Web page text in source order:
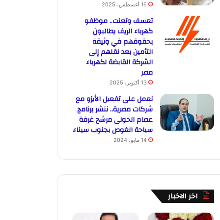
16 أغسطس، 2025
تعسف وتعنت.. موظفو
كهرباء الريف يطالبون
بحقوقهم في وثيقة
التأمين بعد نقلهم إلى
الشركة القابضة لكهرباء
مصر
13 أكتوبر، 2025
نعمل على تفعيل الأيزو مع
شركات مصرية.. ننشر برنامج
عصام الخولى مرشح غرفة
سياحة الغوص بجنوب سيناء
14 مايو، 2024
اخر الاخبار